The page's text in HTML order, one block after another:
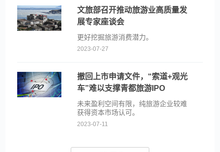
文旅部召开推动旅游业高质量发
展专家座谈会
更好挖掘旅游消费潜力。
2023-07-27
撤回上市申请文件，“索道+观光
车”难以支撑青都旅游IPO
未来盈利空间有限，纯旅游企业较难
获得资本市场认可。
2023-07-11